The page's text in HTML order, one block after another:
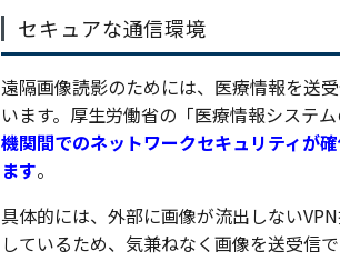
セキュアな通信環境
遠隔画像読影のためには、医療情報を送
います。厚生労働省の「医療情報システ
機関間でのネットワークセキュリティが
ます。
具体的には、外部に画像が流出しない
しているため、気兼ねなく画像を送受信で